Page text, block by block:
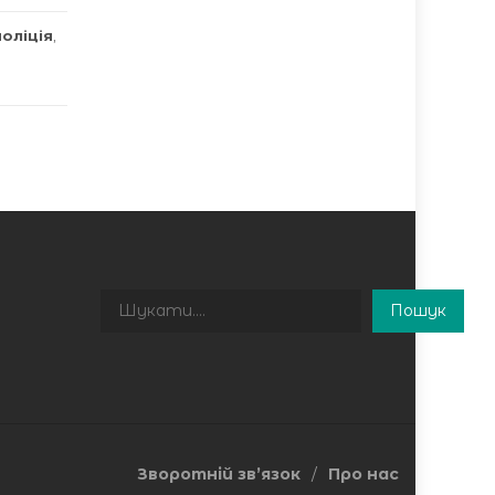
Пошук
Пошук
Зворотній зв’язок Про нас